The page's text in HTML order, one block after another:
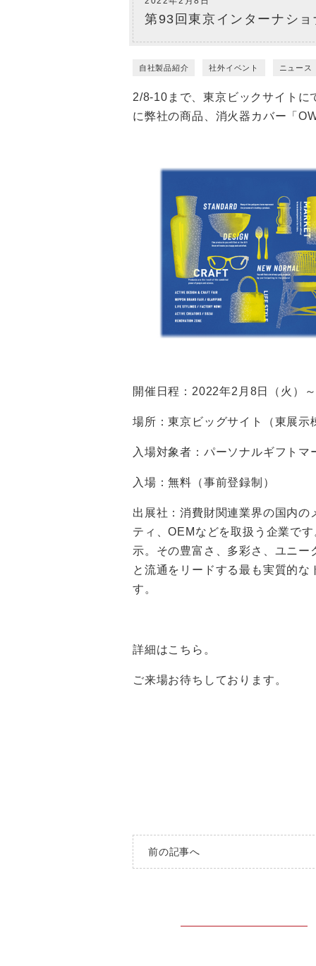
第93回東京インターナシ
自社製品紹介 社外イベント ニュース
2/8-10まで、東京ビックサイトに
に弊社の商品、消火器カバー「
開催日程：2022年2月8日（火）
場所：東京ビッグサイト（東展示
入場対象者：パーソナルギフト
入場：無料（事前登録制）
出展社：消費財関連業界の国内
ティ、OEMなどを取扱う企業で
示。その豊富さ、多彩さ、ユニ
と流通をリードする最も実質的
す。
詳細はこちら 。
ご来場お待ちしております。
前の記事へ